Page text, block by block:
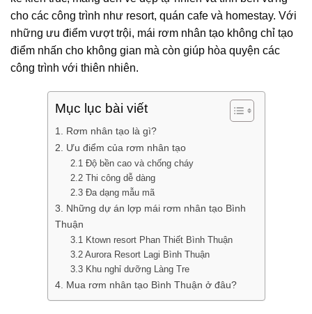
cho các công trình như resort, quán cafe và homestay. Với
những ưu điểm vượt trội, mái rơm nhân tạo không chỉ tạo
điểm nhấn cho không gian mà còn giúp hòa quyện các
công trình với thiên nhiên.
Mục lục bài viết
1. Rơm nhân tạo là gì?
2. Ưu điểm của rơm nhân tạo
2.1 Độ bền cao và chống cháy
2.2 Thi công dễ dàng
2.3 Đa dạng mẫu mã
3. Những dự án lợp mái rơm nhân tạo Bình
Thuận
3.1 Ktown resort Phan Thiết Bình Thuận
3.2 Aurora Resort Lagi Bình Thuận
3.3 Khu nghỉ dưỡng Làng Tre
4. Mua rơm nhân tạo Bình Thuận ở đâu?